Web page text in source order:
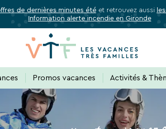
de dernières minutes étéet retrouvez aussi
Information alerte incendie en Gironde
Promos vacances Activités &
Abonnez-vous à notre
de tous les avantages VTF,
✕ Fermer